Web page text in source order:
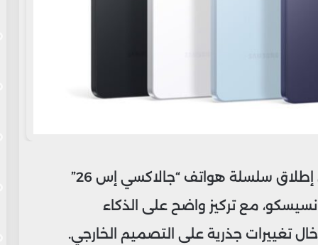
أعلنت شركة سامسونج اليوم الأربعاء عن إطلاق سلسلة هواتف “جالاكسي إس 26”
مع تركيز واضح على الذكاء
تغييرات جذرية على التصميم الخارجي.